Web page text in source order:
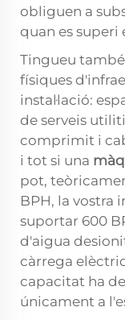
obliguen a
quan es
Tingueu
físiques
instal·lació:
de serveis
comprimit i
i tot si una
pot,
BPH, la vostra
suportar 600
d'aigua
càrrega
capacitat ha
únicament a